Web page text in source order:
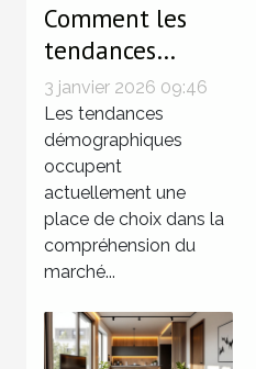
Comment les
tendances
démographiques
influencent le
marché
immobilier ?
3 janvier 2026 09:46
Les tendances
démographiques
occupent
actuellement une
place de choix dans la
compréhension du
marché...